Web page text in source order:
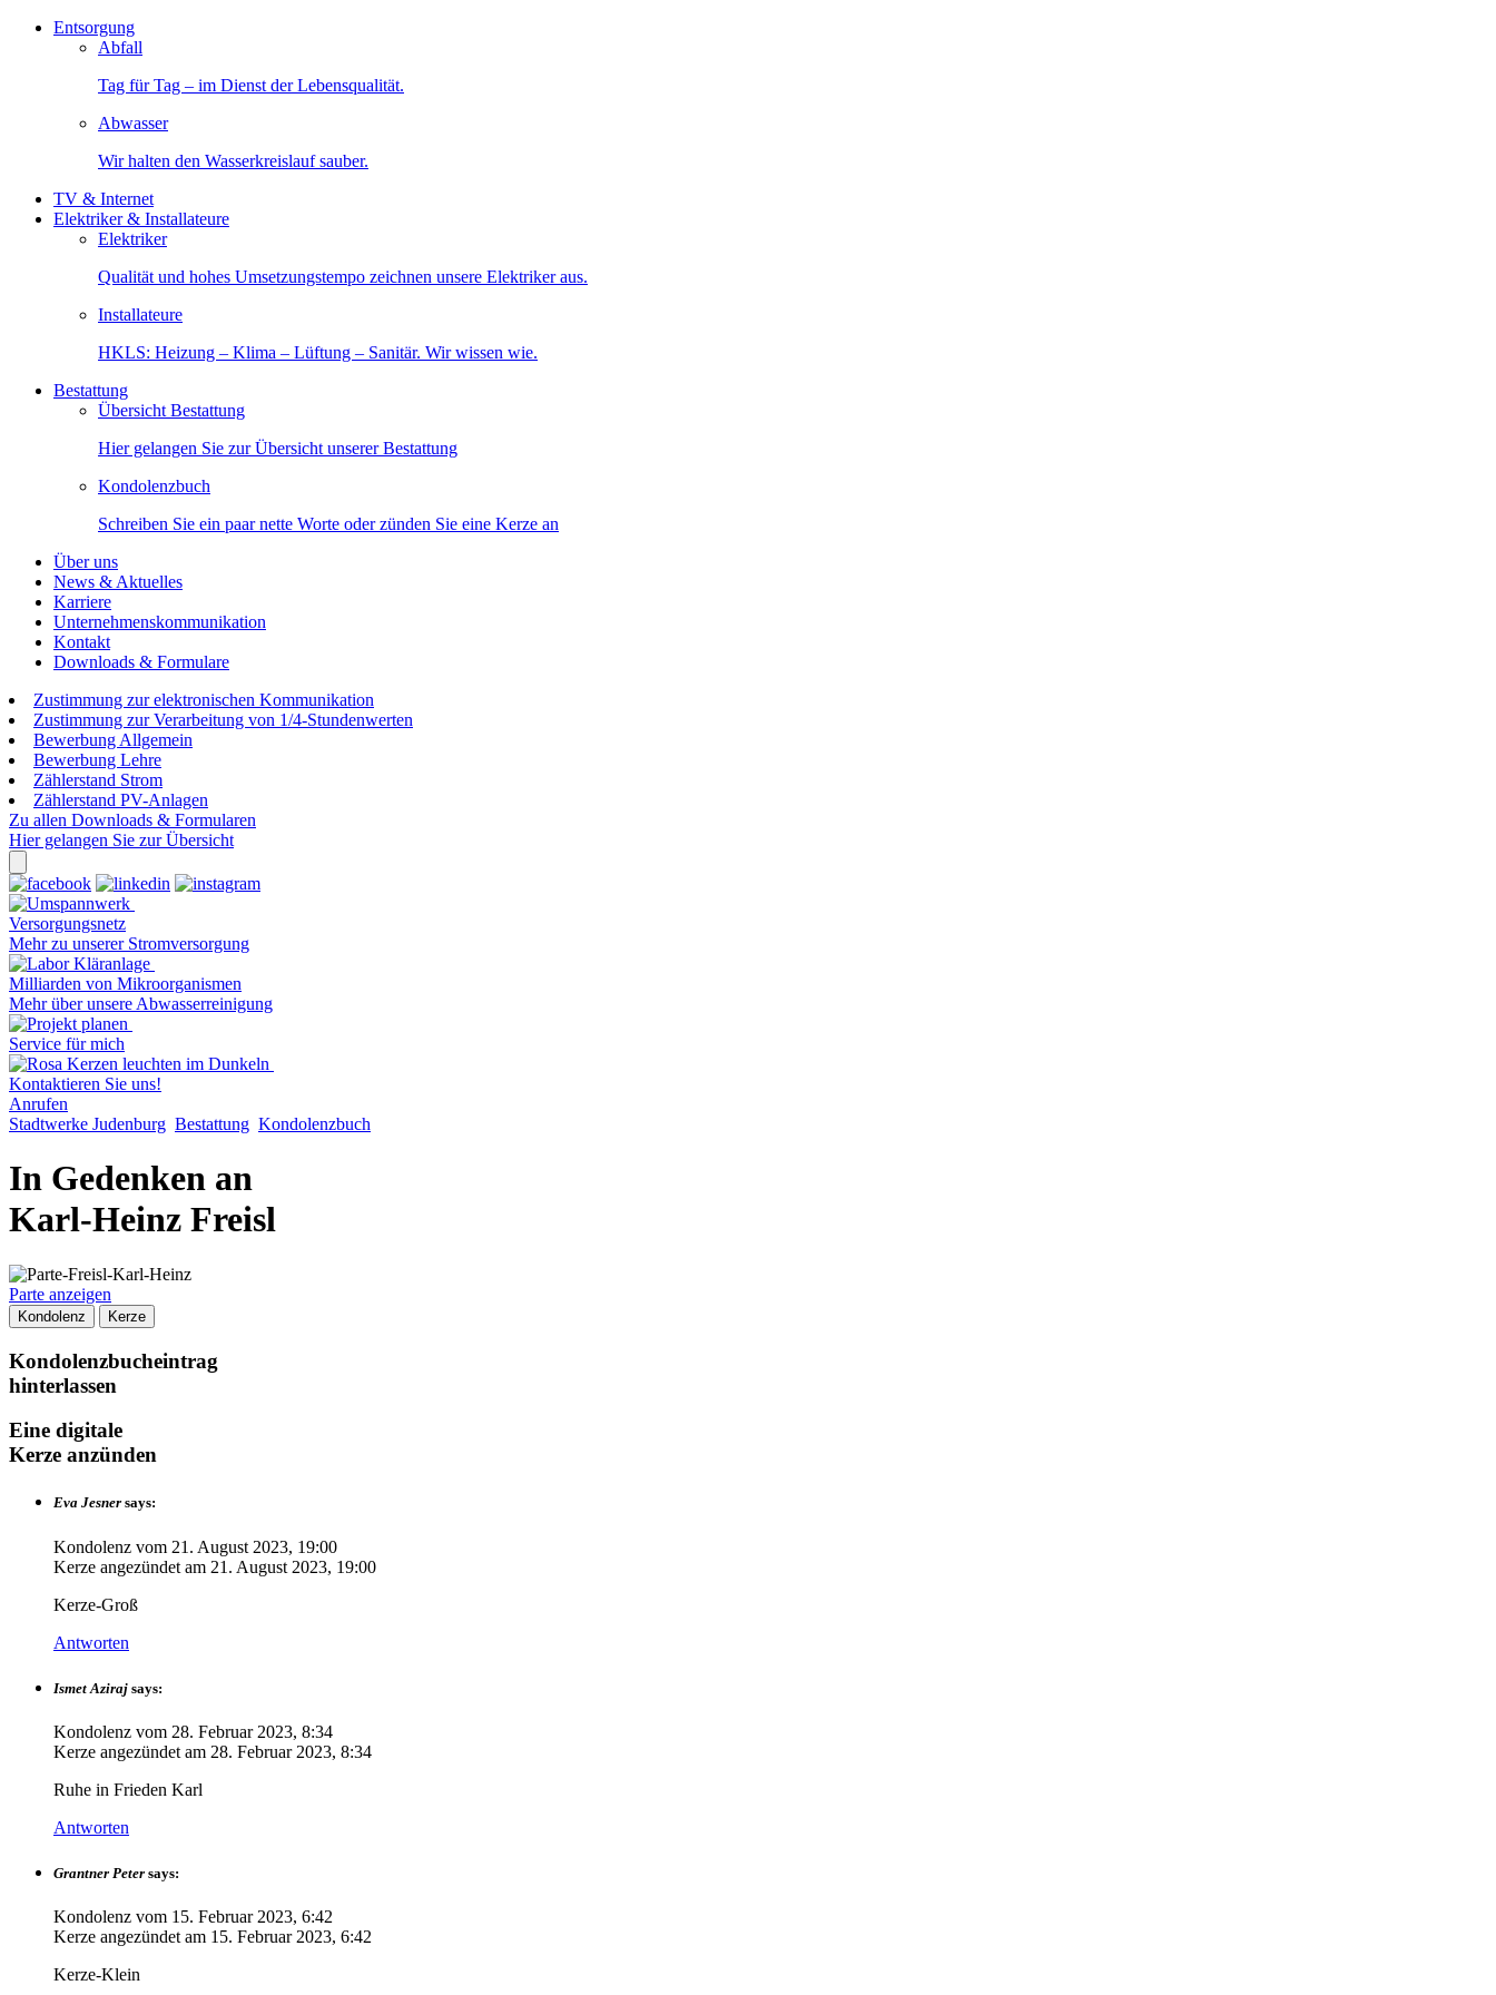
Entsorgung
Abfall
Tag für Tag – im Dienst der Lebensqualität.
Abwasser
Wir halten den Wasserkreislauf sauber.
TV & Internet
Elektriker & Installateure
Elektriker
Qualität und hohes Umsetzungstempo zeichnen unsere Elektriker aus.
Installateure
HKLS: Heizung – Klima – Lüftung – Sanitär. Wir wissen wie.
Bestattung
Übersicht Bestattung
Hier gelangen Sie zur Übersicht unserer Bestattung
Kondolenzbuch
Schreiben Sie ein paar nette Worte oder zünden Sie eine Kerze an
Über uns
News & Aktuelles
Karriere
Unternehmenskommunikation
Kontakt
Downloads & Formulare
Zustimmung zur elektronischen Kommunikation
Zustimmung zur Verarbeitung von 1/4-Stundenwerten
Bewerbung Allgemein
Bewerbung Lehre
Zählerstand Strom
Zählerstand PV-Anlagen
Zu allen Downloads & Formularen
Hier gelangen Sie zur Übersicht
Versorgungsnetz
Mehr zu unserer Stromversorgung
Milliarden von Mikroorganismen
Mehr über unsere Abwasserreinigung
Service für mich
Kontaktieren Sie uns!
Anrufen
Stadtwerke Judenburg Bestattung Kondolenzbuch
In Gedenken an
Karl-Heinz Freisl
Parte anzeigen
Kondolenz Kerze
Kondolenzbucheintrag
hinterlassen
Eine digitale
Kerze anzünden
Eva Jesner says:
Kondolenz vom 21. August 2023, 19:00
Kerze angezündet am 21. August 2023, 19:00
Kerze-Groß
Antworten
Ismet Aziraj says:
Kondolenz vom 28. Februar 2023, 8:34
Kerze angezündet am 28. Februar 2023, 8:34
Ruhe in Frieden Karl
Antworten
Grantner Peter says:
Kondolenz vom 15. Februar 2023, 6:42
Kerze angezündet am 15. Februar 2023, 6:42
Kerze-Klein